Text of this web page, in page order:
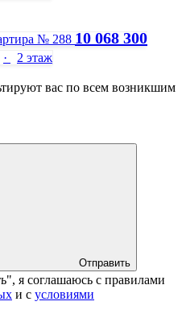
10 068 300
·
2 этаж
вас по всем возникшим
Отправить
я соглашаюсь с правилами
и с условиями